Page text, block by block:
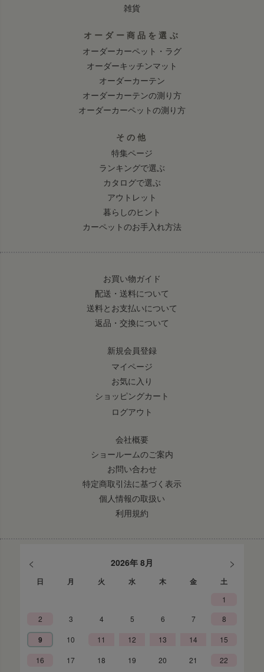
雑貨
オーダー商品を選ぶ
オーダーカーペット・ラグ
オーダーキッチンマット
オーダーカーテン
オーダーカーテンの測り方
オーダーカーペットの測り方
その他
特集ページ
ランキングで選ぶ
カタログで選ぶ
アウトレット
暮らしのヒント
カーペットのお手入れ方法
お買い物ガイド
配送・送料について
送料とお支払いについて
返品・交換について
新規会員登録
マイページ
お気に入り
ショッピングカート
ログアウト
会社概要
ショールームのご案内
お問い合わせ
特定商取引法に基づく表示
個人情報の取扱い
利用規約
< 2026年 8月 >
日 月 火 水 木 金 土
1
2
3 4 5 6 7 8
9 10 11 12 13 14 15
16 17 18 19 20 21
22